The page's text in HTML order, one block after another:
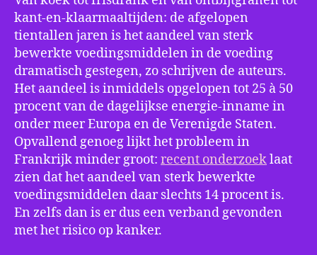
kant-en-klaarmaaltijden: de afgelopen
tientallen jaren is het aandeel van sterk
bewerkte voedingsmiddelen in de voeding
dramatisch gestegen, zo schrijven de auteurs.
Het aandeel is inmiddels opgelopen tot 25 à 50
procent van de dagelijkse energie-inname in
onder meer Europa en de Verenigde Staten.
Opvallend genoeg lijkt het probleem in
Frankrijk minder groot: recent onderzoeklaat
zien dat het aandeel van sterk bewerkte
voedingsmiddelen daar slechts 14 procent is.
En zelfs dan is er dus een verband gevonden
met het risico op kanker.